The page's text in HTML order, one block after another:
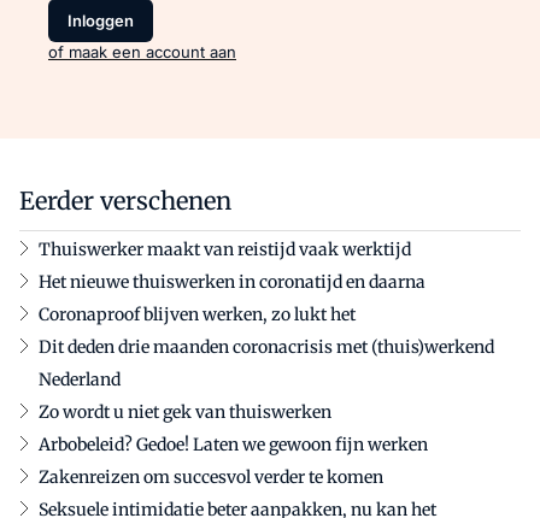
Inloggen
of maak een account aan
Eerder verschenen
Thuiswerker maakt van reistijd vaak werktijd
Het nieuwe thuiswerken in coronatijd en daarna
Coronaproof blijven werken, zo lukt het
Dit deden drie maanden coronacrisis met (thuis)werkend
Nederland
Zo wordt u niet gek van thuiswerken
Arbobeleid? Gedoe! Laten we gewoon fijn werken
Zakenreizen om succesvol verder te komen
Seksuele intimidatie beter aanpakken, nu kan het